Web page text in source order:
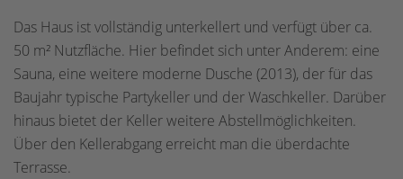
Das Haus ist vollständig unterkellert und verfügt über ca.
50 m² Nutzfläche. Hier befindet sich unter Anderem: eine
Sauna, eine weitere moderne Dusche (2013), der für das
Baujahr typische Partykeller und der Waschkeller. Darüber
hinaus bietet der Keller weitere Abstellmöglichkeiten.
Über den Kellerabgang erreicht man die überdachte
Terrasse.